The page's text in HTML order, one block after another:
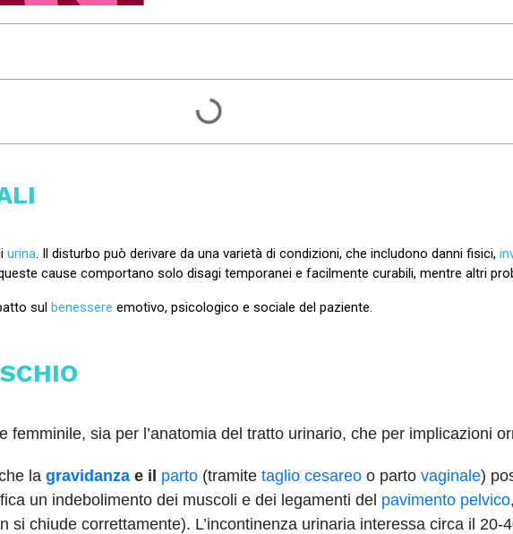
urina. Il disturbo può derivare da una varietà di condizioni, che includono danni fisici,
cause comportano solo disagi temporanei e facilmente curabili, mentre altri
sul benessere emotivo, psicologico e sociale del paziente.
femminile, sia per l’anatomia del tratto urinario, che per implicazioni
la gravidanza e il parto (tramite taglio cesareo o parto vaginale)
un indebolimento dei muscoli e dei legamenti del pavimento pelvico
si chiude correttamente). L’incontinenza urinaria interessa circa il 20-